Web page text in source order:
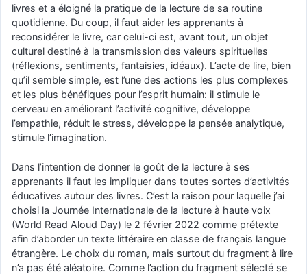
livres et a éloigné la pratique de la lecture de sa routine
quotidienne. Du coup, il faut aider les apprenants à
reconsidérer le livre, car celui-ci est, avant tout, un objet
culturel destiné à la transmission des valeurs spirituelles
(réflexions, sentiments, fantaisies, idéaux). L’acte de lire, bien
qu’il semble simple, est l’une des actions les plus complexes
et les plus bénéfiques pour l’esprit humain: il stimule le
cerveau en améliorant l’activité cognitive, développe
l’empathie, réduit le stress, développe la pensée analytique,
stimule l’imagination.
Dans l’intention de donner le goût de la lecture à ses
apprenants il faut les impliquer dans toutes sortes d’activités
éducatives autour des livres. C’est la raison pour laquelle j’ai
choisi la Journée Internationale de la lecture à haute voix
(World Read Aloud Day) le 2 février 2022 comme prétexte
afin d’aborder un texte littéraire en classe de français langue
étrangère. Le choix du roman, mais surtout du fragment à lire
n’a pas été aléatoire. Comme l’action du fragment sélecté se